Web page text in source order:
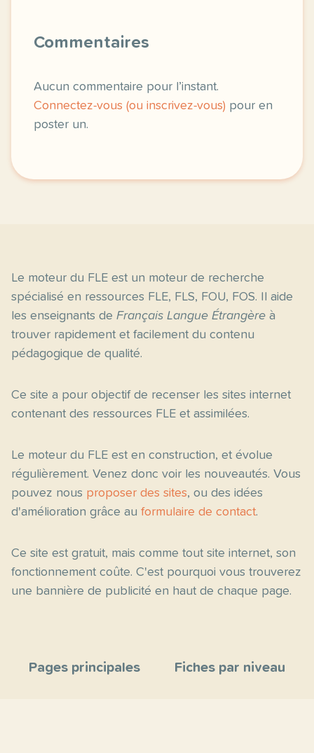
Commentaires
Aucun commentaire pour l’instant.
Connectez-vous (ou inscrivez-vous) pour en
poster un.
Le moteur du FLE est un moteur de recherche
spécialisé en ressources FLE, FLS, FOU, FOS. Il aide
les enseignants de Français Langue Étrangère à
trouver rapidement et facilement du contenu
pédagogique de qualité.
Ce site a pour objectif de recenser les sites internet
contenant des ressources FLE et assimilées.
Le moteur du FLE est en construction, et évolue
régulièrement. Venez donc voir les nouveautés. Vous
pouvez nous proposer des sites, ou des idées
d'amélioration grâce au formulaire de contact.
Ce site est gratuit, mais comme tout site internet, son
fonctionnement coûte. C'est pourquoi vous trouverez
une bannière de publicité en haut de chaque page.
Pages principales Fiches par niveau